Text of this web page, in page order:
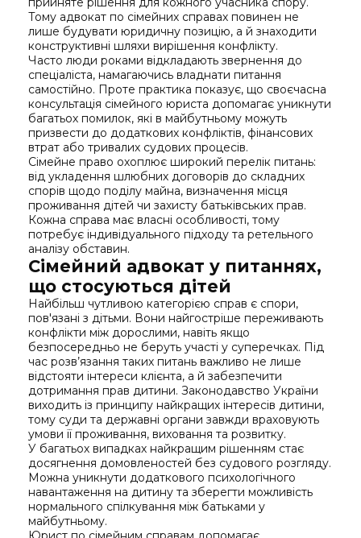
Тому адвокат по сімейних справах повинен не
лише будувати юридичну позицію, а й знаходити
конструктивні шляхи вирішення конфлікту.
Часто люди роками відкладають звернення до
спеціаліста, намагаючись владнати питання
самостійно. Проте практика показує, що своєчасна
консультація сімейного юриста допомагає уникнути
багатьох помилок, які в майбутньому можуть
призвести до додаткових конфліктів, фінансових
втрат або тривалих судових процесів.
Сімейне право охоплює широкий перелік питань:
від укладення шлюбних договорів до складних
спорів щодо поділу майна, визначення місця
проживання дітей чи захисту батьківських прав.
Кожна справа має власні особливості, тому
потребує індивідуального підходу та ретельного
аналізу обставин.
Сімейний адвокат у питаннях,
що стосуються дітей
Найбільш чутливою категорією справ є спори,
пов'язані з дітьми. Вони найгостріше переживають
конфлікти між дорослими, навіть якщо
безпосередньо не беруть участі у суперечках. Під
час розв’язання таких питань важливо не лише
відстояти інтереси клієнта, а й забезпечити
дотримання прав дитини. Законодавство України
виходить із принципу найкращих інтересів дитини,
тому суди та державні органи завжди враховують
умови її проживання, виховання та розвитку.
У багатьох випадках найкращим рішенням стає
досягнення домовленостей без судового розгляду.
Можна уникнути додаткового психологічного
навантаження на дитину та зберегти можливість
нормального спілкування між батьками у
майбутньому.